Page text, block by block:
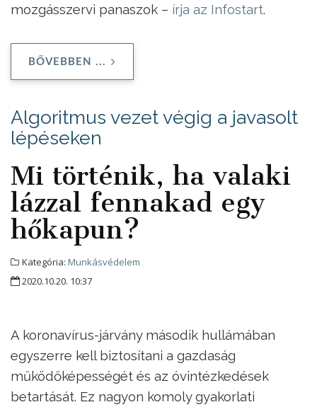
mozgásszervi panaszok – írja az Infostart.
BŐVEBBEN ...
Algoritmus vezet végig a javasolt
lépéseken
Mi történik, ha valaki
lázzal fennakad egy
hőkapun?
Kategória: Munkásvédelem
2020.10.20. 10:37
A koronavírus-járvány második hullámában
egyszerre kell biztosítani a gazdaság
működőképességét és az óvintézkedések
betartását. Ez nagyon komoly gyakorlati